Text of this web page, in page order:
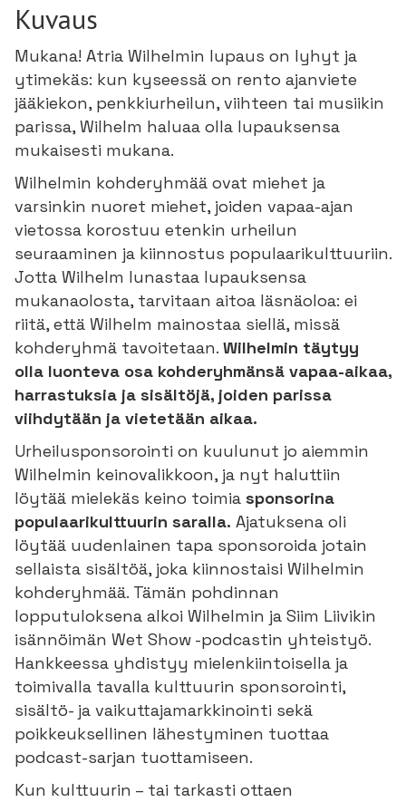
Kuvaus
Mukana! Atria Wilhelmin lupaus on lyhyt ja
ytimekäs: kun kyseessä on rento ajanviete
jääkiekon, penkkiurheilun, viihteen tai musiikin
parissa, Wilhelm haluaa olla lupauksensa
mukaisesti mukana.
Wilhelmin kohderyhmää ovat miehet ja
varsinkin nuoret miehet, joiden vapaa-ajan
vietossa korostuu etenkin urheilun
seuraaminen ja kiinnostus populaarikulttuuriin.
Jotta Wilhelm lunastaa lupauksensa
mukanaolosta, tarvitaan aitoa läsnäoloa: ei
riitä, että Wilhelm mainostaa siellä, missä
kohderyhmä tavoitetaan. Wilhelmin täytyy
olla luonteva osa kohderyhmänsä vapaa-aikaa,
harrastuksia ja sisältöjä, joiden parissa
viihdytään ja vietetään aikaa.
Urheilusponsorointi on kuulunut jo aiemmin
Wilhelmin keinovalikkoon, ja nyt haluttiin
löytää mielekäs keino toimia sponsorina
populaarikulttuurin saralla. Ajatuksena oli
löytää uudenlainen tapa sponsoroida jotain
sellaista sisältöä, joka kiinnostaisi Wilhelmin
kohderyhmää. Tämän pohdinnan
lopputuloksena alkoi Wilhelmin ja Siim Liivikin
isännöimän Wet Show -podcastin yhteistyö.
Hankkeessa yhdistyy mielenkiintoisella ja
toimivalla tavalla kulttuurin sponsorointi,
sisältö- ja vaikuttajamarkkinointi sekä
poikkeuksellinen lähestyminen tuottaa
podcast-sarjan tuottamiseen.
Kun kulttuurin – tai tarkasti ottaen